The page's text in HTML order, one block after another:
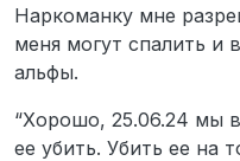
Наркоманку мне
меня могут спалить и
альфы.
“Хорошо, 25.06.24 мы
ее убить. Убить ее на